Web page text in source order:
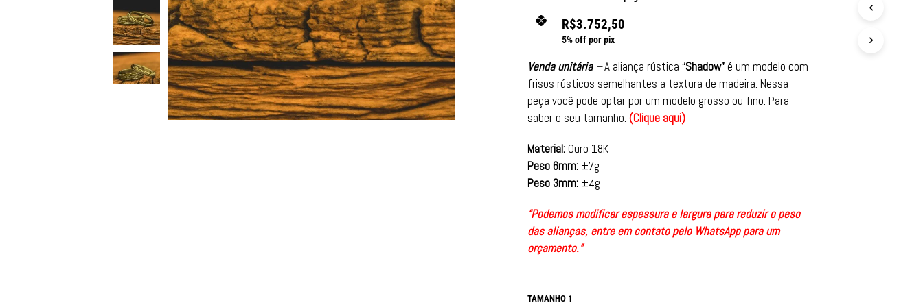
R$3.752,50
5% off por pix
Venda unitária –A aliança rústica “Shadow”é um modelo com
frisos rústicos semelhantes a textura de madeira. Nessa
peça você pode optar por um modelo grosso ou fino. Para
saber o seu tamanho: (Clique aqui)
Material:Ouro 18K
Peso 6mm: ±7g
Peso 3mm: ±4g
“Podemos modificar espessura e largura para reduzir o peso
das alianças, entre em contato pelo WhatsApp para um
orçamento.”
TAMANHO 1